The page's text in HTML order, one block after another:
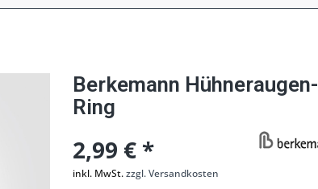
Berkemann Hühneraugen-
Ring
2,99 € *
inkl. MwSt.zzgl. Versandkosten